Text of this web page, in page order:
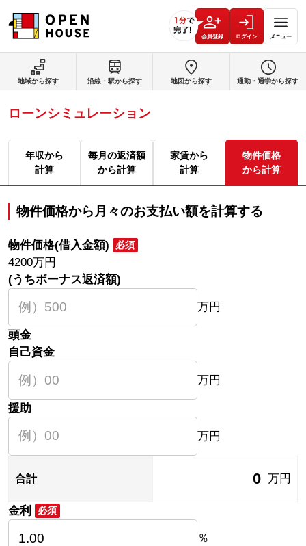
会員登録 ログイン メニュー
地域から探す 沿線・駅から探す 地図から探す 通勤・通学から探す
ローンシミュレーション
年収から
計算
毎月の返済額
から計算
家賃から
計算
物件価格
から計算
物件価格から月々のお支払い額を計算する
物件価格(借入金額) 必須
4200万円
(うちボーナス返済額)
万円
頭金
自己資金
万円
援助
万円
合計 0 万円
金利 必須
％